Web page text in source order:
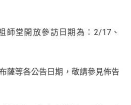
師堂開放參訪日期為：2/17、
薩等各公告日期，敬請參見佈告